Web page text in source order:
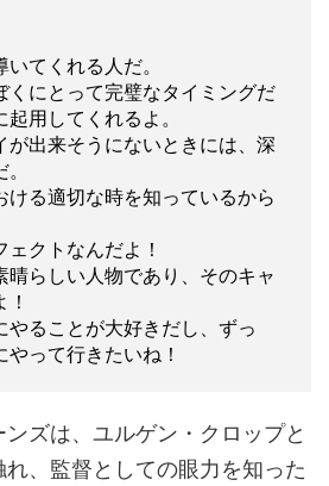
てくれる人だ。
くにとって完璧なタイミングだ
用してくれるよ。
が出来そうにないときには、深
ける適切な時を知っているから
クトなんだよ！
晴らしい人物であり、そのキャ
やることが大好きだし、ずっ
って行きたいね！
ズは、ユルゲン・クロップと
、監督としての眼力を知った